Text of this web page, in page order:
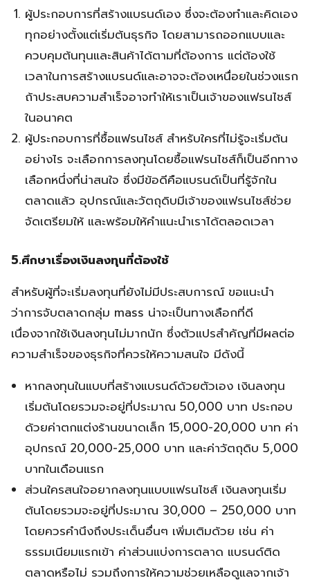
ผู้ประกอบการที่สร้างแบรนด์เอง ซึ่งจะต้องทำและคิดเอง
ทุกอย่างตั้งแต่เริ่มต้นธุรกิจ โดยสามารถออกแบบและ
ควบคุมต้นทุนและสินค้าได้ตามที่ต้องการ แต่ต้องใช้
เวลาในการสร้างแบรนด์และอาจจะต้องเหนื่อยในช่วงแรก
ถ้าประสบความสำเร็จอาจทำให้เราเป็นเจ้าของแฟรนไชส์
ในอนาคต
ผู้ประกอบการที่ซื้อแฟรนไชส์ สำหรับใครที่ไม่รู้จะเริ่มต้น
อย่างไร จะเลือกการลงทุนโดยซื้อแฟรนไชส์ก็เป็นอีกทาง
เลือกหนึ่งที่น่าสนใจ ซึ่งมีข้อดีคือแบรนด์เป็นที่รู้จักใน
ตลาดแล้ว อุปกรณ์และวัตถุดิบมีเจ้าของแฟรนไชส์ช่วย
จัดเตรียมให้ และพร้อมให้คำแนะนำเราได้ตลอดเวลา
5.ศึกษาเรื่องเงินลงทุนที่ต้องใช้
สำหรับผู้ที่จะเริ่มลงทุนที่ยังไม่มีประสบการณ์ ขอแนะนำ
ว่าการจับตลาดกลุ่ม mass น่าจะเป็นทางเลือกที่ดี
เนื่องจากใช้เงินลงทุนไม่มากนัก ซึ่งตัวแปรสำคัญที่มีผลต่อ
ความสำเร็จของธุรกิจที่ควรให้ความสนใจ มีดังนี้
หากลงทุนในแบบที่สร้างแบรนด์ด้วยตัวเอง เงินลงทุน
เริ่มต้นโดยรวมจะอยู่ที่ประมาณ 50,000 บาท ประกอบ
ด้วยค่าตกแต่งร้านขนาดเล็ก 15,000-20,000 บาท ค่า
อุปกรณ์ 20,000-25,000 บาท และค่าวัตถุดิบ 5,000
บาทในเดือนแรก
ส่วนใครสนใจอยากลงทุนแบบแฟรนไชส์ เงินลงทุนเริ่ม
ต้นโดยรวมจะอยู่ที่ประมาณ 30,000 – 250,000 บาท
โดยควรคำนึงถึงประเด็นอื่นๆ เพิ่มเติมด้วย เช่น ค่า
ธรรมเนียมแรกเข้า ค่าส่วนแบ่งการตลาด แบรนด์ติด
ตลาดหรือไม่ รวมถึงการให้ความช่วยเหลือดูแลจากเจ้า